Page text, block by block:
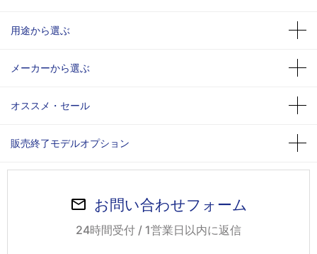
用途から選ぶ
メーカーから選ぶ
オススメ・セール
販売終了モデルオプション
お問い合わせフォーム
24時間受付 / 1営業日以内に返信